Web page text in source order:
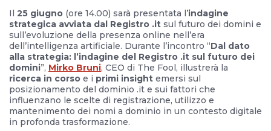
Il 25 giugno (ore 14.00) sarà presentata l’indagine
strategica avviata dal Registro .it sul futuro dei domini e
sull’evoluzione della presenza online nell’era
dell’intelligenza artificiale. Durante l’incontro “Dal dato
alla strategia: l’indagine del Registro .it sul futuro dei
domini”, Mirko Bruni, CEO di The Fool, illustrerà la
ricerca in corso e i primi insight emersi sul
posizionamento del dominio .it e sui fattori che
influenzano le scelte di registrazione, utilizzo e
mantenimento dei nomi a dominio in un contesto digitale
in profonda trasformazione.